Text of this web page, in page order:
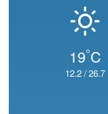
19°C
12.2/26.7